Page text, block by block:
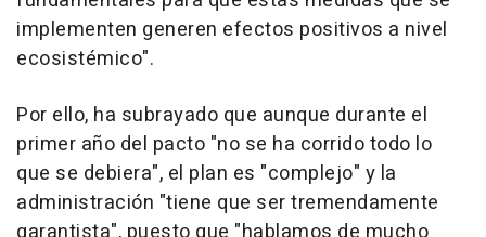
implementen generen efectos positivos a nivel
ecosistémico".
Por ello, ha subrayado que aunque durante el
primer año del pacto "no se ha corrido todo lo
que se debiera", el plan es "complejo" y la
administración "tiene que ser tremendamente